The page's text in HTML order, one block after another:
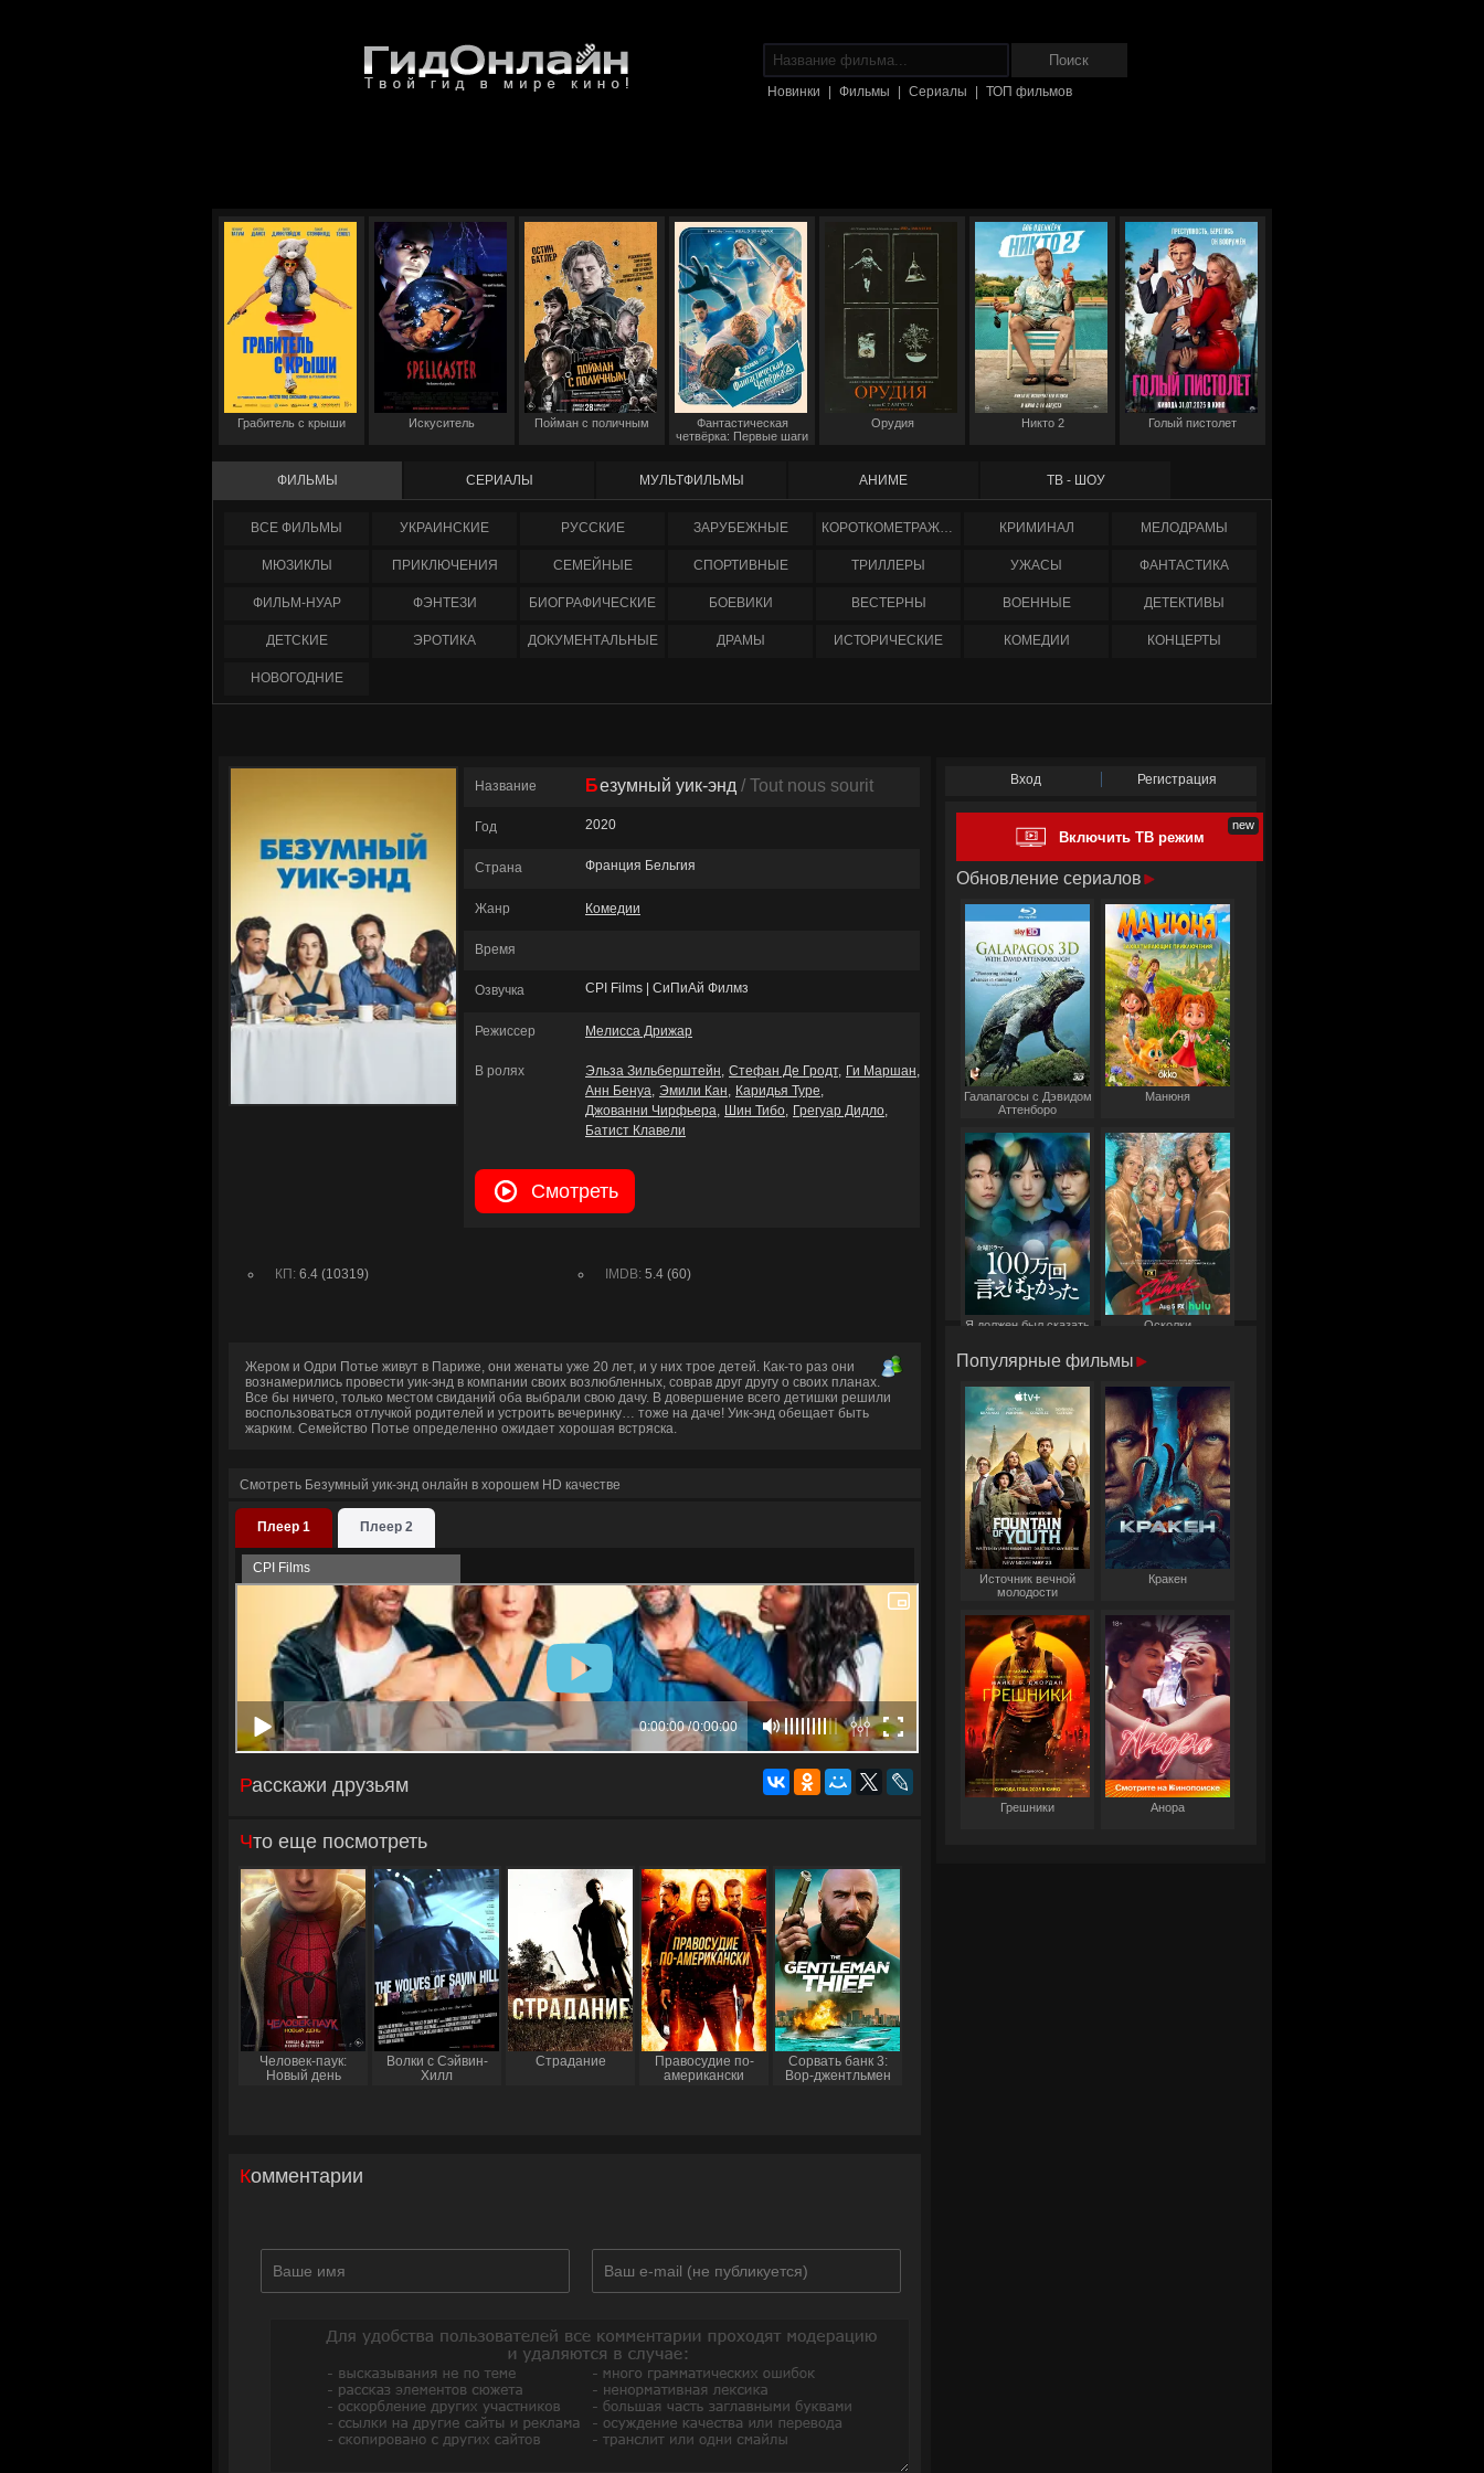
Новинки Фильмы Сериалы ТОП фильмов
Грабитель с крыши Искуситель Пойман с поличным
Фантастическая
четвёрка: Первые шаги
Орудия Никто 2 Голый пистолет
ФИЛЬМЫ СЕРИАЛЫ МУЛЬТФИЛЬМЫ АНИМЕ ТВ - ШОУ
ФИЛЬМЫ УКРАИНCКИЕ РУССКИЕ ЗАРУБЕЖНЫЕ КОРОТКОМЕТРАЖНЫЕ КРИМИНАЛ МЕЛОДРАМЫ
МЮЗИКЛЫ ПРИКЛЮЧЕНИЯ СЕМЕЙНЫЕ СПОРТИВНЫЕ ТРИЛЛЕРЫ УЖАСЫ ФАНТАСТИКА
ФИЛЬМ-НУАР ФЭНТЕЗИ БИОГРАФИЧЕСКИЕ БОЕВИКИ ВЕСТЕРНЫ ВОЕННЫЕ ДЕТЕКТИВЫ
ДЕТСКИЕ ЭРОТИКА ДОКУМЕНТАЛЬНЫЕ ДРАМЫ ИСТОРИЧЕСКИЕ КОМЕДИИ КОНЦЕРТЫ
НОВОГОДНИЕ
Название Безумный уик-энд / Tout nous sourit
Год 2020
Страна Франция Бельгия
Жанр Комедии
Время
Озвучка CPI Films | СиПиАй Филмз
Режиссер Мелисса Дрижар
В ролях Эльза Зильберштейн Стефан Де Гродт
Ги Маршан
Анн Бенуа Эмили Кан
Каридья Туре
Джованни Чирфьера
Шин Тибо
Грегуар Дидло
Батист Клавели
Смотреть
КП: 6.4 (10319) IMDB:5.4 (60)
Жером и Одри Потье живут в Париже, они женаты уже 20 лет, и у них трое детей. Как-то раз они
вознамерились провести уик-энд в компании своих возлюбленных, соврав друг другу о своих планах.
Все бы ничего, только местом свиданий оба выбрали свою дачу. В довершение всего детишки решили
воспользоваться отлучкой родителей и устроить вечеринку… тоже на даче! Уик-энд обещает быть
жарким. Семейство Потье определенно ожидает хорошая встряска.
Смотреть Безумный уик-энд онлайн в хорошем HD качестве
Плеер 1 Плеер 2
CPI Films
Расскажи друзьям
Что еще посмотреть
Человек-паук:
Новый день
Волки с Сэйвин-
Хилл
Страдание
Правосудие по-
американски
Сорвать банк 3:
Вор-джентльмен
Комментарии
Вход Регистрация
Включить ТВ режим
Обновление сериалов
Галапагосы с Дэвидом
Аттенборо
Манюня
Я должен был сказать
Осколки
Популярные фильмы
Источник вечной
молодости
Кракен
Грешники Анора